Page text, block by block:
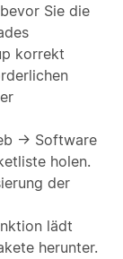
Sie die
korrekt
→ Software
holen.
der
lädt
herunter.